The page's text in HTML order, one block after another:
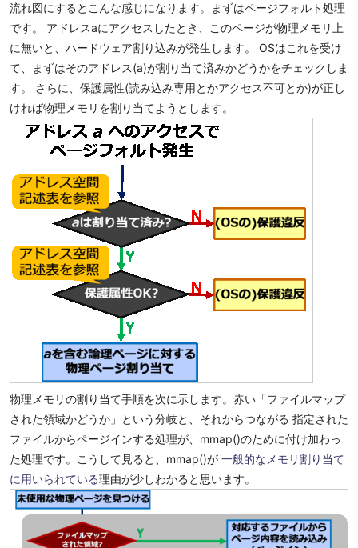
流れ図にするとこんな感じになります。まずはページフォルト処理
です。 アドレスaにアクセスしたとき、このページが物理メモリ上
に無いと、ハードウェア割り込みが発生します。 OSはこれを受け
て、まずはそのアドレス(a)が割り当て済みかどうかをチェックしま
す。 さらに、保護属性(読み込み専用とかアクセス不可とか)が正し
ければ物理メモリを割り当てようとします。
物理メモリの割り当て手順を次に示します。赤い「ファイルマップ
された領域かどうか」という分岐と、それからつながる 指定された
ファイルからページインする処理が、mmap()のために付け加わっ
た処理です。こうして見ると、mmap()が 一般的なメモリ割り当て
に用いられている理由が少しわかると思います。